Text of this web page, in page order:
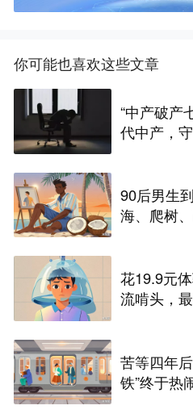
你可能也喜欢这些文章
“中产破产
代中产，
90后男生
海、爬树
花19.9元
流啃头，
苦等四年
铁”终于热